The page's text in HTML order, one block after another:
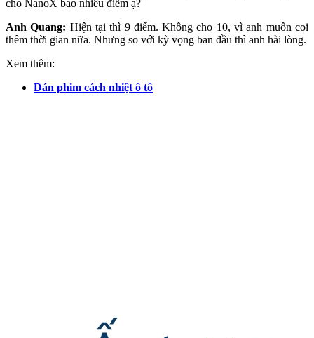
cho NanoX bao nhiêu điểm ạ?
Anh Quang: Hiện tại thì 9 điểm. Không cho 10, vì anh muốn coi
thêm thời gian nữa. Nhưng so với kỳ vọng ban đầu thì anh hài lòng.
Xem thêm:
Dán phim cách nhiệt ô tô